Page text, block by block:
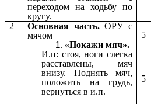
переходом на ходьбу по
кругу.
2
Основная часть.ОРУ с
мячом
«Покажи мяч».
И.п: стоя, ноги слегка
расставлены, мяч
внизу. Поднять мяч,
положить на грудь,
вернуться в и.п.
5
5